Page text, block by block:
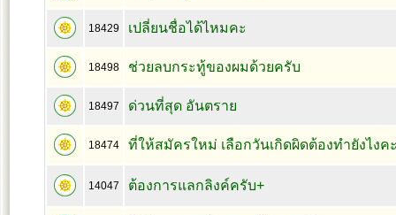
18429 เปลี่ยนชื่อได้ไหมคะ
18498 ช่วยลบกระทู้ของผมด้วยครับ
18497 ด่วนที่สุด อันตราย
18474 ที่ให้สมัครใหม่ เลือกวันเกิดผิดต้องทำยังไงค
14047 ต้องการแลกลิงค์ครับ+